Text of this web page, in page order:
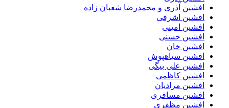
افشین آذری و محمدرضا شعبان زاده
افشین اشرفی
افشین امینی
افشین حسنی
افشین خان
افشین سیاهپوش
افشین علی بیگی
افشین کاظمی
افشین مرادیان
افشین مسافری
افشین مظفری